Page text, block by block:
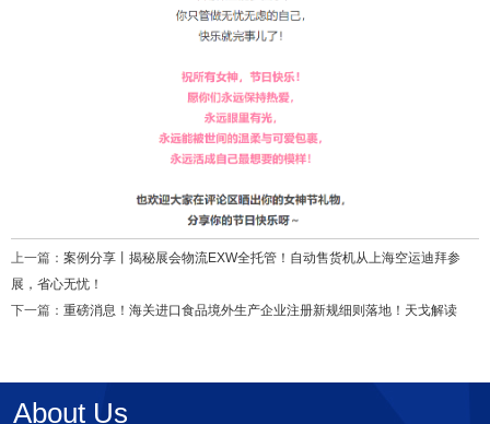
上一篇： 案例分享丨揭秘展会物流EXW全托管！自动售货机从上海空运迪拜参
展，省心无忧！
下一篇： 重磅消息！海关进口食品境外生产企业注册新规细则落地！天戈解读
About Us